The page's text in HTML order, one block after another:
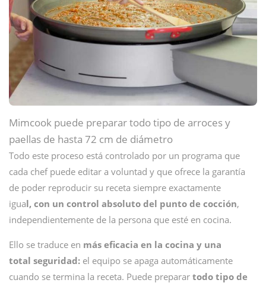
Mimcook puede preparar todo tipo de arroces y
paellas de hasta 72 cm de diámetro
Todo este proceso está controlado por un programa que
cada chef puede editar a voluntad y que ofrece la garantía
de poder reproducir su receta siempre exactamente
igual, con un control absoluto del punto de cocción,
independientemente de la persona que esté en cocina.
Ello se traduce en más eficacia en la cocina y una
total seguridad: el equipo se apaga automáticamente
cuando se termina la receta. Puede preparar todo tipo de